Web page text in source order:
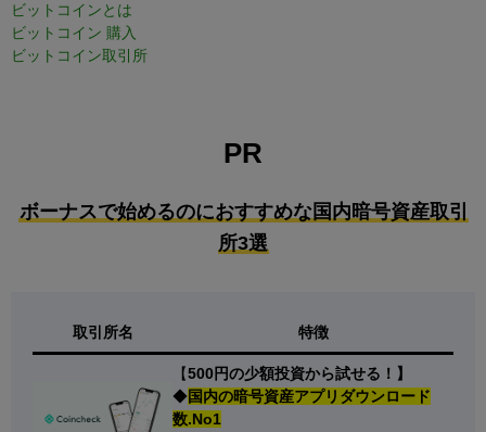
ビットコインとは
ビットコイン 購入
ビットコイン取引所
PR
ボーナスで始めるのにおすすめな国内暗号資産取引
所3選
取引所名 特徴
【500円の少額投資から試せる！】
◆国内の暗号資産アプリダウンロード
数.No1